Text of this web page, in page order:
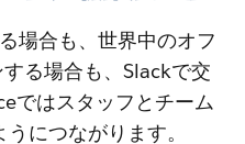
場合も、世界中のオフ
る場合も、Slackで交
ではスタッフとチーム
につながります。